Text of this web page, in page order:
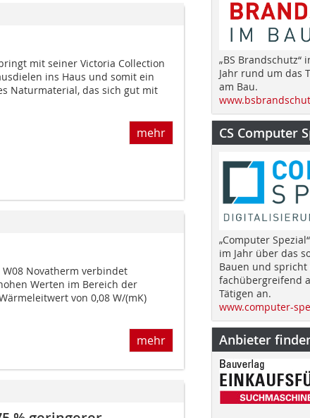
mit seiner Victoria Collection
ins Haus und somit ein
Naturmaterial, das sich gut mit
mehr
Novatherm verbindet
Werten im Bereich der
von 0,08 W/(mK)
mehr
„BS
Jahr rund um das
am Bau.
CS Computer
„Computer
im Jahr über das
Bauen und spricht
fachübergreifend
Tätigen an.
www.computer-
Anbieter